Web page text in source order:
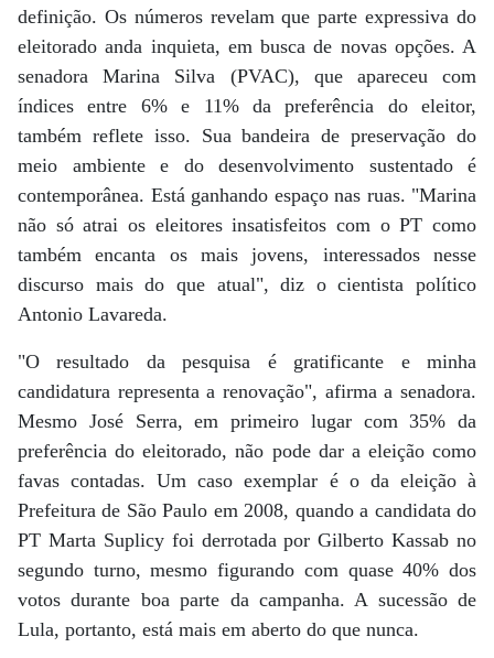
definição. Os números revelam que parte expressiva do
eleitorado anda inquieta, em busca de novas opções. A
senadora Marina Silva (PVAC), que apareceu com
índices entre 6% e 11% da preferência do eleitor,
também reflete isso. Sua bandeira de preservação do
meio ambiente e do desenvolvimento sustentado é
contemporânea. Está ganhando espaço nas ruas. "Marina
não só atrai os eleitores insatisfeitos com o PT como
também encanta os mais jovens, interessados nesse
discurso mais do que atual", diz o cientista político
Antonio Lavareda.
"O resultado da pesquisa é gratificante e minha
candidatura representa a renovação", afirma a senadora.
Mesmo José Serra, em primeiro lugar com 35% da
preferência do eleitorado, não pode dar a eleição como
favas contadas. Um caso exemplar é o da eleição à
Prefeitura de São Paulo em 2008, quando a candidata do
PT Marta Suplicy foi derrotada por Gilberto Kassab no
segundo turno, mesmo figurando com quase 40% dos
votos durante boa parte da campanha. A sucessão de
Lula, portanto, está mais em aberto do que nunca.